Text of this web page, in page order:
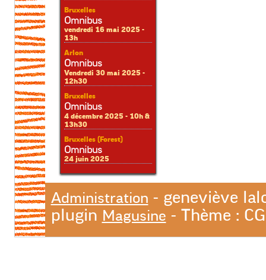
Bruxelles
Omnibus
vendredi 16 mai 2025 -
13h
Arlon
Omnibus
Vendredi 30 mai 2025 -
12h30
Bruxelles
Omnibus
4 décembre 2025 - 10h &
13h30
Bruxelles (Forest)
Omnibus
24 juin 2025
Administration - geneviève
plugin Magusine - Thème :